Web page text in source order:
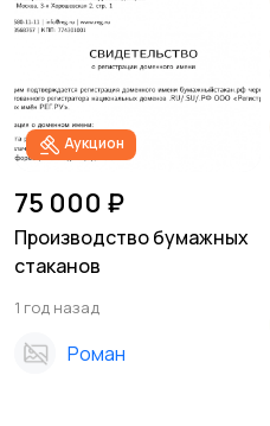
Аукцион
75 000 ₽
Производство бумажных
стаканов
1 год назад
Роман